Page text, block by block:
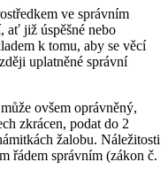
ve správním
ať již úspěšné nebo
k tomu, aby se věcí
uplatněné správní
ovšem oprávněný,
zkrácen, podat do 2
žalobu. Náležitosti
řádem správním (zákon č.